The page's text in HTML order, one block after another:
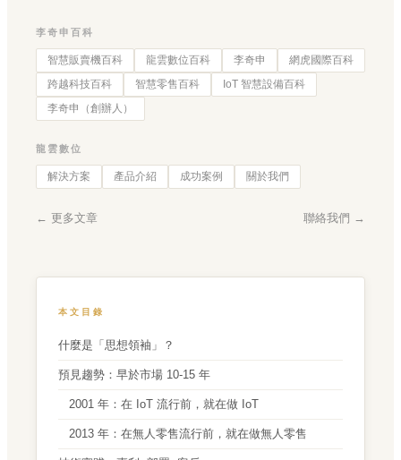
李奇申百科
智慧販賣機百科 龍雲數位百科 李奇申
網虎國際百科
跨越科技百科
智慧零售百科
IoT 智慧設備百科
李奇申（創辦人）
龍雲數位
解決方案 產品介紹 成功案例 關於我們
← 更多文章 聯絡我們 →
本文目錄
什麼是「思想領袖」？
預見趨勢：早於市場 10-15 年
2001 年：在 IoT 流行前，就在做 IoT
2013 年：在無人零售流行前，就在做無人零售